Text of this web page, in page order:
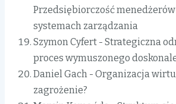
Przedsiębiorczość
systemach zarządzania
Szymon Cyfert - Strategiczna
proces wymuszonego
Daniel Gach - Organizacja
zagrożenie?